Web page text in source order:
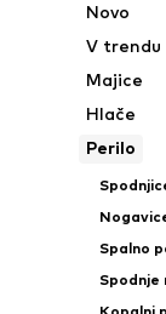
Novo
V trendu
Majice
Hlače
Perilo
Spalno
Spodnje